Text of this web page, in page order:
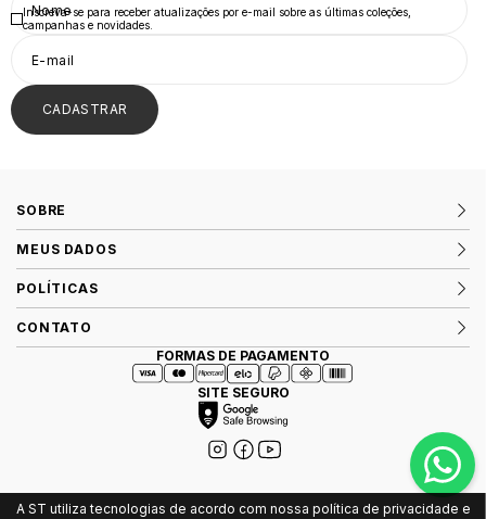
CADASTRAR
Inscreva-se para receber atualizações por e-mail sobre as últimas coleções,
campanhas e novidades.
SOBRE
MEUS DADOS
POLÍTICAS
CONTATO
FORMAS DE PAGAMENTO
SITE SEGURO
A ST utiliza tecnologias de acordo com nossa política de privacidade e